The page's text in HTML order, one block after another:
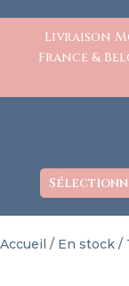
Livraison
France &
Accueil / En stock /